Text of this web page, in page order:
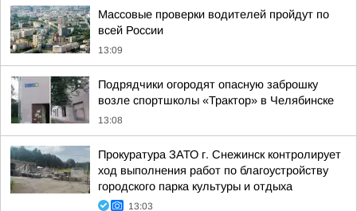
Массовые проверки водителей пройдут по
всей России
13:09
Подрядчики огородят опасную заброшку
возле спортшколы «Трактор» в Челябинске
13:08
Прокуратура ЗАТО г. Снежинск контролирует
ход выполнения работ по благоустройству
городского парка культуры и отдыха
13:03